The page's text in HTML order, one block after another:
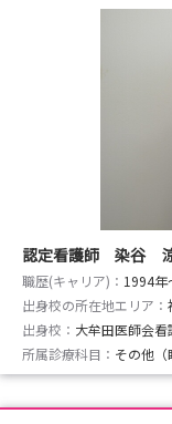
認定看護師 染谷
職歴(キャリア)： 1994年
出身校の所在地エリア：
出身校： 大牟田医師会看
所属診療科目： その他（